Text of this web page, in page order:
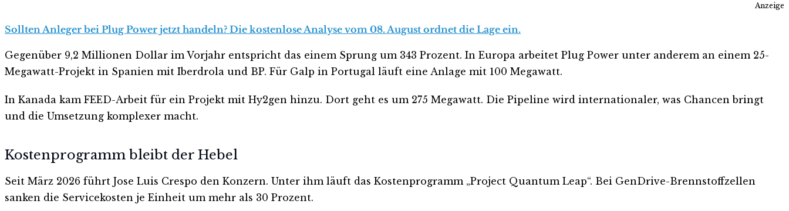
Anzeige
Sollten Anleger bei Plug Power jetzt handeln? Die kostenlose Analyse vom 08. August ordnet die Lage ein.
Gegenüber 9,2 Millionen Dollar im Vorjahr entspricht das einem Sprung um 343 Prozent. In Europa arbeitet Plug Power unter anderem an einem 25-
Megawatt-Projekt in Spanien mit Iberdrola und BP. Für Galp in Portugal läuft eine Anlage mit 100 Megawatt.
In Kanada kam FEED-Arbeit für ein Projekt mit Hy2gen hinzu. Dort geht es um 275 Megawatt. Die Pipeline wird internationaler, was Chancen bringt
und die Umsetzung komplexer macht.
Kostenprogramm bleibt der Hebel
Seit März 2026 führt Jose Luis Crespo den Konzern. Unter ihm läuft das Kostenprogramm „Project Quantum Leap“. Bei GenDrive-Brennstoffzellen
sanken die Servicekosten je Einheit um mehr als 30 Prozent.